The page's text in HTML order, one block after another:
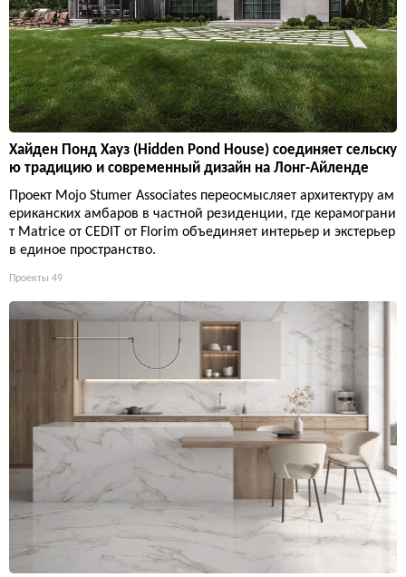
Хайден Понд Хауз (Hidden Pond House) соединяет сельску
ю традицию и современный дизайн на Лонг-Айленде
Проект Mojo Stumer Associates переосмысляет архитектуру ам
ериканских амбаров в частной резиденции, где керамограни
т Matrice от CEDIT от Florim объединяет интерьер и экстерьер
в единое пространство.
Проекты 49